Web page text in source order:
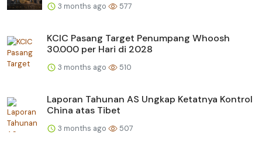
3 months ago 577
KCIC Pasang Target Penumpang Whoosh
30.000 per Hari di 2028
3 months ago 510
Laporan Tahunan AS Ungkap Ketatnya Kontrol
China atas Tibet
3 months ago 507